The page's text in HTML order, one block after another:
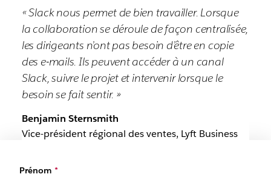
« Slack nous permet de bien travailler. Lorsque
la collaboration se déroule de façon centralisée,
les dirigeants n’ont pas besoin d’être en copie
des e-mails. Ils peuvent accéder à un canal
Slack, suivre le projet et intervenir lorsque le
besoin se fait sentir. »
Benjamin Sternsmith
Vice-président régional des ventes, Lyft Business
Prénom *